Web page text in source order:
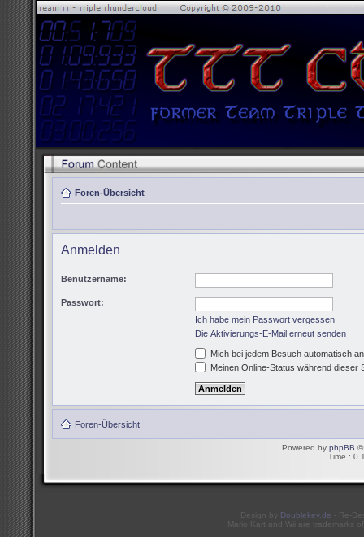
Foren-Übersicht
Anmelden
Benutzername:
Passwort:
Ich habe mein Passwort vergessen
Die Aktivierungs-E-Mail erneut senden
Mich bei jedem Besuch automatisch
Meinen Online-Status während dieser
Foren-Übersicht
Powered by phpBB ©
Time :
Design by Doublekey.de - Re-
Mario Kart and Wii are trademarks